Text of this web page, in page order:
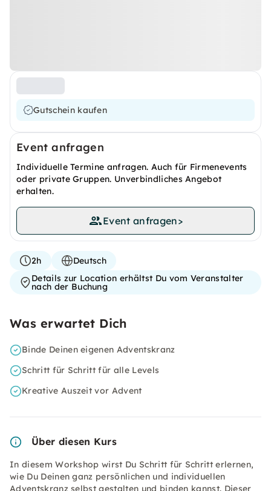
Gutschein kaufen
Event anfragen
Individuelle Termine anfragen. Auch für Firmenevents
oder private Gruppen. Unverbindliches Angebot
erhalten.
Event anfragen>
2h
Deutsch
Details zur Location erhältst Du vom Veranstalter
nach der Buchung
Was erwartet Dich
Binde Deinen eigenen Adventskranz
Schritt für Schritt für alle Levels
Kreative Auszeit vor Advent
Über diesen Kurs
In diesem Workshop wirst Du Schritt für Schritt erlernen,
wie Du Deinen ganz persönlichen und individuellen
Adventskranz selbst gestalten und binden kannst. Dieser